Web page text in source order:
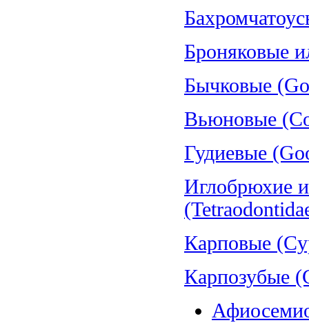
Броняковые
Бычковые
Вьюновые
Гудиевые
Иглобрюхие
Карповые
Карпозубые